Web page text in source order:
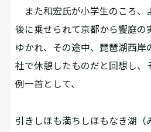
また和宏氏が小学生のころ、
後に乗せられて京都から饗庭の
ゆかれ、その途中、琵琶湖西岸
社で休憩したものだと回想し、
例一首として、
引きしほも満ちしほもなき湖（